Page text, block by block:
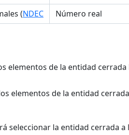
(NDEC Número real
elementos de la entidad
elementos de la entidad
seleccionar la entidad cerrada